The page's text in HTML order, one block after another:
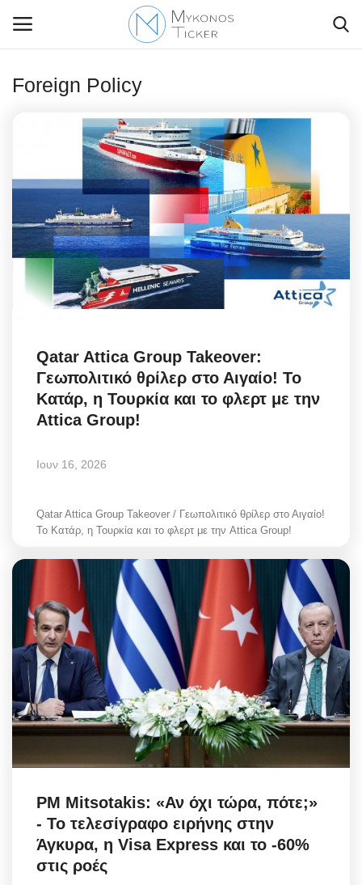
Business
Travel
World
Greece
Entertainment
Arts & Culture
Sport
Sustainability
Health
In Pictures
Σεβασμιώτατος Δωρόθεος Β’
Cost Of Living Crisis
Foreign Policy
Qatar Attica Group Takeover:
Γεωπολιτικό θρίλερ στο Αιγαίο! Το
Κατάρ, η Τουρκία και το φλερτ με την
Attica Group!
Ιουν 16, 2026
Qatar Attica Group Takeover / Γεωπολιτικό θρίλερ στο Αιγαίο!
Το Κατάρ, η Τουρκία και το φλερτ με την Attica Group!
PM Mitsotakis: «Αν όχι τώρα, πότε;»
- Το τελεσίγραφο ειρήνης στην
Άγκυρα, η Visa Express και το -60%
στις ροές